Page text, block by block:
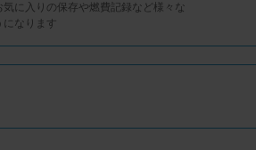
気に入りの保存や燃費記録など様々な
になります